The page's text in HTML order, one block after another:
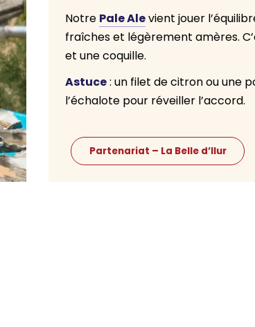
Notre Pale Ale vient jouer
fraîches et légèrement amères.
et une coquille.
Astuce : un filet de citron ou une
l’échalote pour réveiller l’accord.
Partenariat – La Belle d’Ilur